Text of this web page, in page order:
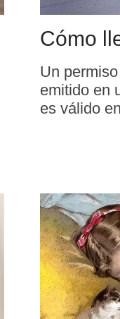
Cómo
Un
emitido en
es válido
europeo
los países,
conducir
de